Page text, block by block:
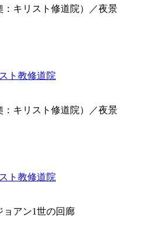
キリスト修道院）／夜景
ト教修道院
キリスト修道院）／夜景
ト教修道院
ョアン1世の回廊